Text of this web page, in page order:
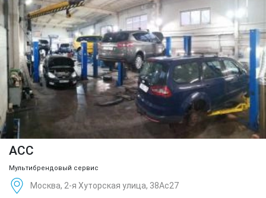
ACC
Мультибрендовый сервис
Москва, 2-я Хуторская улица, 38Ас27